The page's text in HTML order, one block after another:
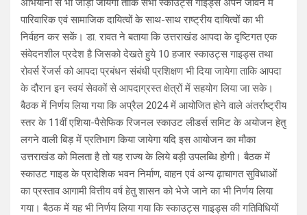
अभियानों से भी जोड़ा जायेगा ताकि सभी स्काउट्स गाइड्स अपने जीवन में
पारिवारिक एवं सामाजिक दायित्वों के साथ-साथ राष्ट्रीय दायित्वों का भी
निर्वहन कर सकें। डा. रावत ने बताया कि उत्तराखंड आपदा के दृष्टिगत एक
संवेदनशील प्रदेश है जिसको देखते हुये 10 हजार स्काउट्स गाइड्स तथा
रोवर्स रेंजर्स को आपदा प्रबंधन संबंधी प्रशिक्षण भी दिया जायेगा ताकि आपदा
के दौरान इन स्वयं सेवकों से आपदाग्रस्त क्षेत्रों में सहयोग लिया जा सके।
बैठक में निर्णय लिया गया कि अप्रैल 2024 में आयोजित होने वाले अंतर्राष्ट्रीय
स्तर के 11वीं एशिया-पैसेफिक रिजनल स्काउट लीडर्स समिट के अयोजन हेतु
लगने वाली बिड़ में प्रतिभाग किया जायेगा यदि इस आयोजन का मौका
उत्तराखंड को मिलता है तो यह राज्य के लिये बड़ी उपलब्धि होगी। बैठक में
स्काउट गाइड के प्रादेशिक भवन निर्माण, वाहन एवं अन्य ढ़ाचागत सुविधाओं
का प्रस्ताव आगामी वित्तीय वर्ष हेतु शासन को भेजे जाने का भी निर्णय लिया
गया। बैठक में यह भी निर्णय लिया गया कि स्काउट्स गाइड्स की गतिविधियों